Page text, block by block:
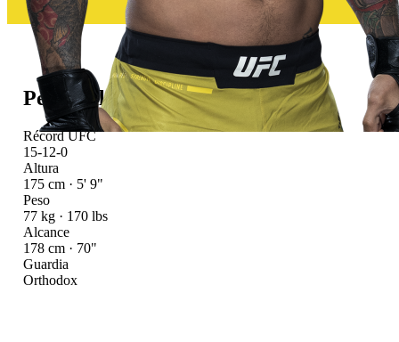
Perfil atlético
Récord UFC
15-12-0
Altura
175 cm · 5' 9"
Peso
77 kg · 170 lbs
Alcance
178 cm · 70"
Guardia
Orthodox